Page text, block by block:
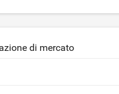
di mercato